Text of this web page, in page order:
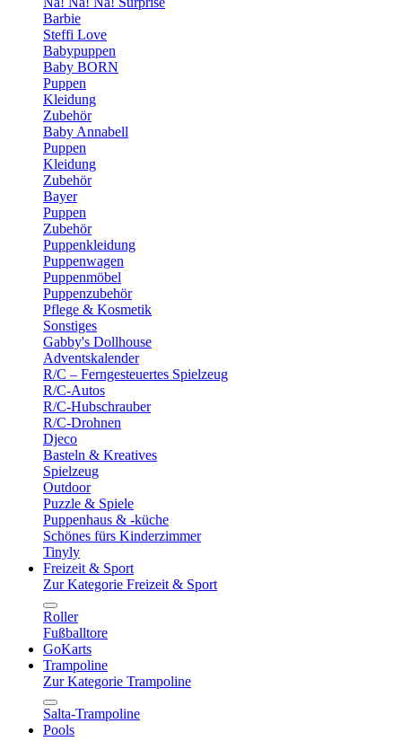
Barbie
Steffi Love
Babypuppen
Baby BORN
Puppen
Kleidung
Zubehör
Baby Annabell
Puppen
Kleidung
Zubehör
Bayer
Puppen
Zubehör
Puppenkleidung
Puppenwagen
Puppenmöbel
Puppenzubehör
Pflege & Kosmetik
Sonstiges
Gabby's Dollhouse
Adventskalender
R/C – Ferngesteuertes Spielzeug
R/C-Autos
R/C-Hubschrauber
R/C-Drohnen
Djeco
Basteln & Kreatives
Spielzeug
Outdoor
Puzzle & Spiele
Puppenhaus & -küche
Schönes fürs Kinderzimmer
Tinyly
Freizeit & Sport
Zur Kategorie Freizeit & Sport
Roller
Fußballtore
GoKarts
Trampoline
Zur Kategorie Trampoline
Salta-Trampoline
Pools